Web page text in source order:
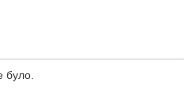
було.